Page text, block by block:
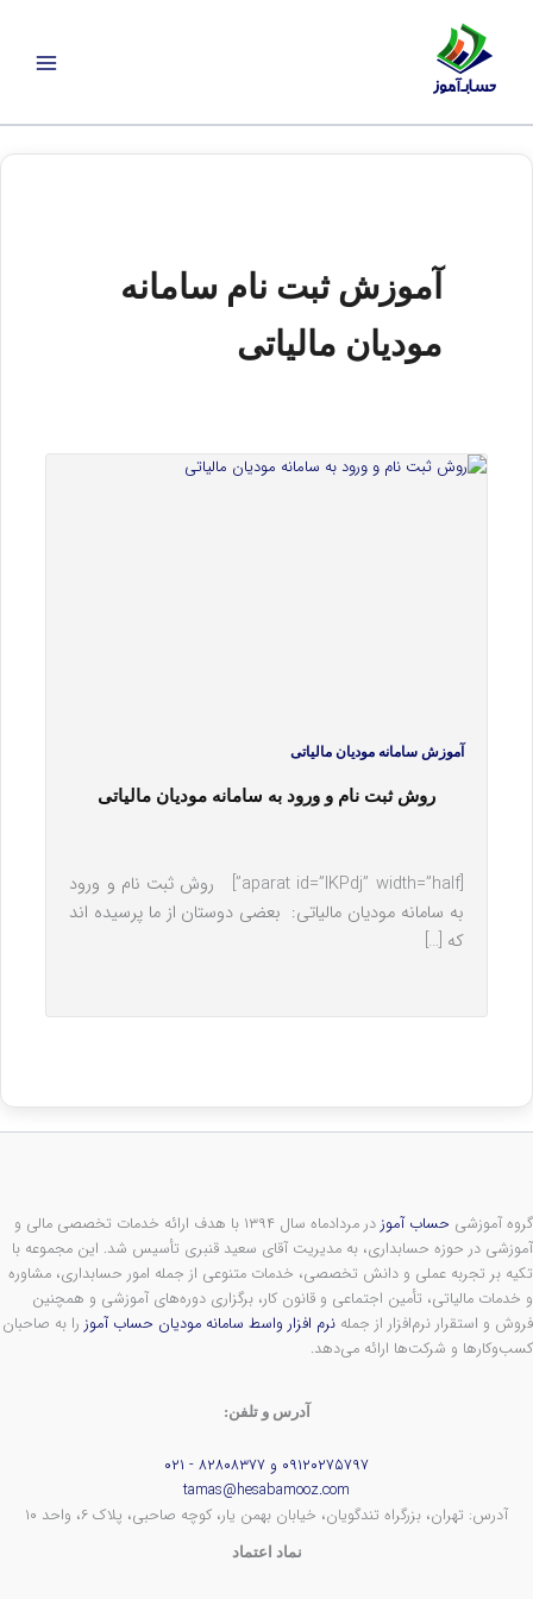
آموزش ثبت نام سامانه
مودیان مالیاتی
آموزش سامانه مودیان مالیاتی
روش ثبت نام و ورود به سامانه مودیان مالیاتی
[aparat id=”lKPdj” width=”half”] روش ثبت نام و ورود
به سامانه مودیان مالیاتی: بعضی دوستان از ما پرسیده اند
که […]
گروه آموزشی حساب آموز
در مردادماه سال ۱۳۹۴ با هدف ارائه خدمات تخصصی مالی و
آموزشی در حوزه حسابداری، به مدیریت آقای سعید قنبری تأسیس شد. این مجموعه با
تکیه بر تجربه عملی و دانش تخصصی، خدمات متنوعی از جمله امور حسابداری، مشاوره
و خدمات مالیاتی، تأمین اجتماعی و قانون کار، برگزاری دوره‌های آموزشی و همچنین
فروش و استقرار نرم‌افزار از جمله نرم افزار واسط سامانه مودیان حساب آموز را به صاحبان
کسب‌وکارها و شرکت‌ها ارائه می‌دهد.
آدرس و تلفن:
۰۹۱۲۰۲۷۵۷۹۷ و ۸۲۸۰۸۳۷۷ - ۰۲۱
tamas@hesabamooz.com
آدرس: تهران، بزرگراه تندگویان، خیابان بهمن یار، کوچه صاحبی، پلاک ۶، واحد ۱۰
نماد اعتماد